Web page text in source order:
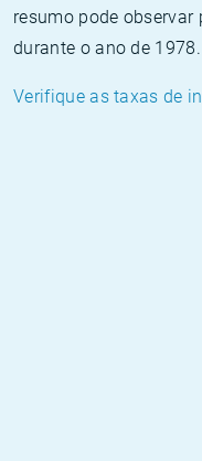
resumo pode
durante o ano de 1978.
Verifique as taxas de